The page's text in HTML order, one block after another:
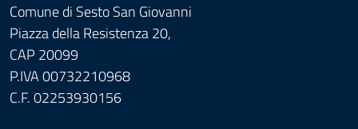
Comune di Sesto San Giovanni
Piazza della Resistenza 20,
CAP 20099
P.IVA 00732210968
C.F. 02253930156